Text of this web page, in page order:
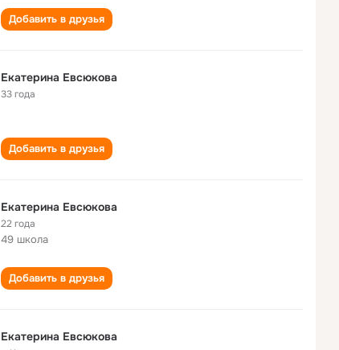
Добавить в друзья
Екатерина Евсюковa
33 года
Добавить в друзья
Екатерина Евсюкова
22 года
49 школа
Добавить в друзья
Екатерина Евсюкова